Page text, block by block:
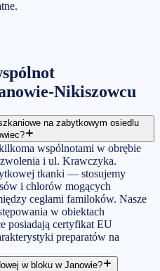
Nikiszowcu
na zabytkowym osiedlu
wspólnotami w obrębie
i ul. Krawczyka.
tkanki — stosujemy
i chlorów mogących
cegłami familoków. Nasze
w obiektach
posiadają certyfikat EU
preparatów na
w bloku w Janowie?